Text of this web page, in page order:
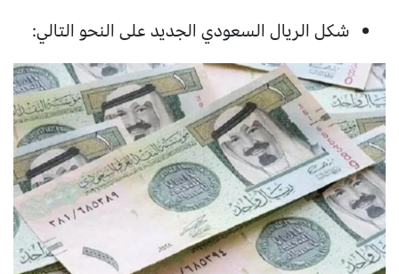
شكل الريال السعودي الجديد على النحو التالي: